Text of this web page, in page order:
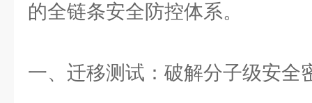
的全链条安全防控体系。
一、迁移测试：破解分子级安全